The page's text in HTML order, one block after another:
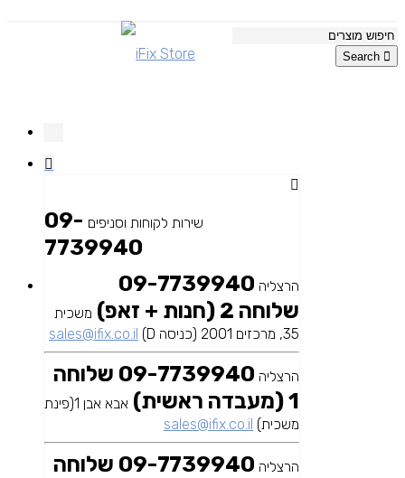
Search
שירות לקוחות וסניפים 09-
7739940
הרצליה 09-7739940
שלוחה 2 (חנות + זאפ)
משכית
35, מרכזים 2001 (כניסה D)
sales@ifix.co.il
הרצליה
09-7739940 שלוחה
1 (מעבדה ראשית)
אבא אבן 1(פינת
משכית) sales@ifix.co.il
הרצליה
09-7739940 שלוחה